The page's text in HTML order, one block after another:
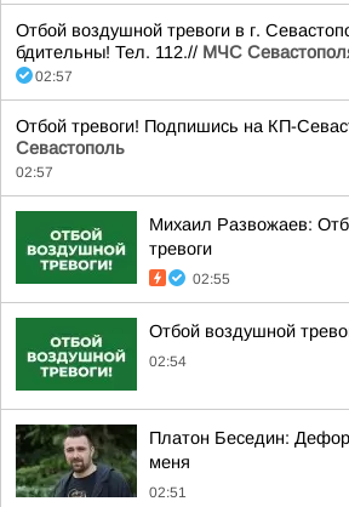
Отбой воздушной тревоги в г.
бдительны! Тел. 112.// МЧС
02:57
Отбой тревоги! Подпишись на КП-
Севастополь
02:57
Михаил Развожаев:
тревоги
02:55
Отбой воздушной
02:54
Платон Беседин:
меня
02:51